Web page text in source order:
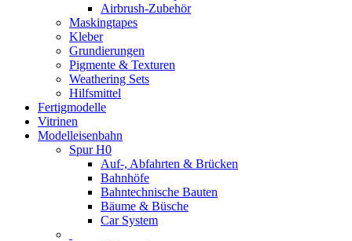
Airbrush-Zubehör
Maskingtapes
Kleber
Grundierungen
Pigmente & Texturen
Weathering Sets
Hilfsmittel
Fertigmodelle
Vitrinen
Modelleisenbahn
Spur H0
Auf-, Abfahrten & Brücken
Bahnhöfe
Bahntechnische Bauten
Bäume & Büsche
Car System